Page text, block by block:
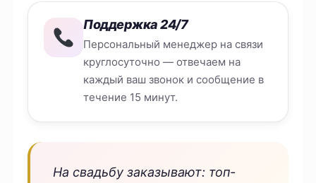
Поддержка 24/7
Персональный менеджер на связи
круглосуточно — отвечаем на
каждый ваш звонок и сообщение в
течение 15 минут.
На свадьбу заказывают: топ-